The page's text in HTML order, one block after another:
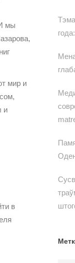
мы
мир и
и
в